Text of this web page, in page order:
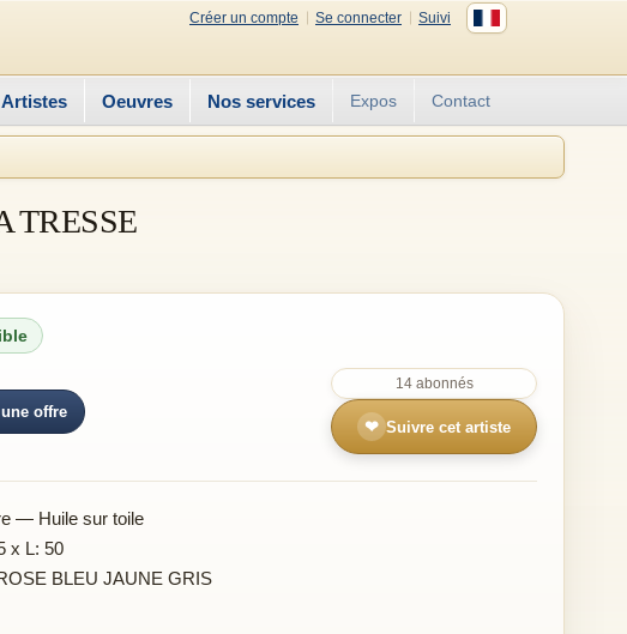
Créer un compte Se connecter
Suivi
Artistes Oeuvres Nos services Expos Contact
TRESSE
offre
14 abonnés
❤ Suivre cet artiste
— Huile sur toile
x L: 50
BLEU JAUNE GRIS